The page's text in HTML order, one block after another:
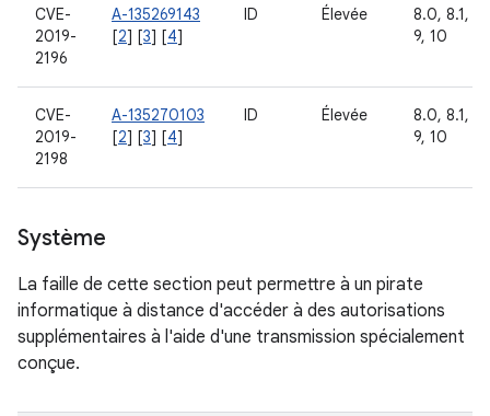
CVE-
2019-
2196
A-135269143
[2] [3] [4]
ID Élevée
8.0, 8.1,
9, 10
CVE-
2019-
2198
A-135270103
[2] [3] [4]
ID Élevée
8.0, 8.1,
9, 10
Système
La faille de cette section peut permettre à un pirate
informatique à distance d'accéder à des autorisations
supplémentaires à l'aide d'une transmission spécialement
conçue.